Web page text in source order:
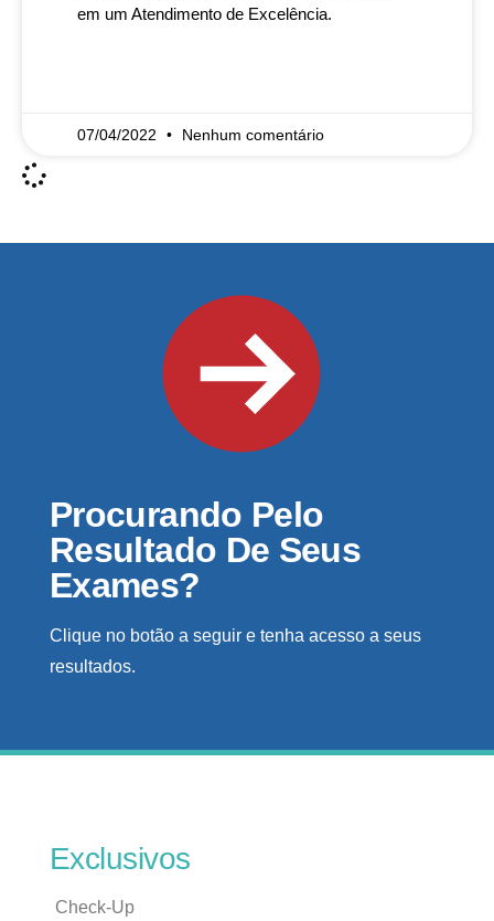
em um Atendimento de Excelência.
07/04/2022 Nenhum comentário
Procurando Pelo
Resultado De Seus
Exames?
Clique no botão a seguir e tenha acesso a seus
resultados.
Exclusivos
Check-Up